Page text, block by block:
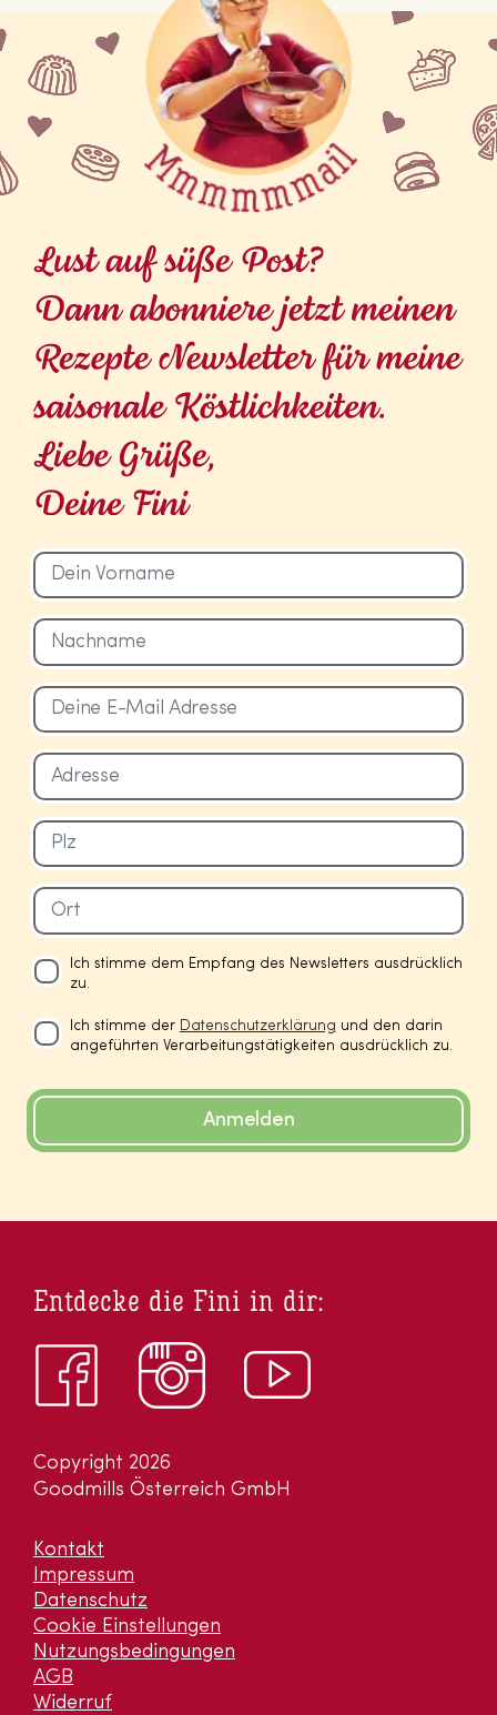
Ich stimme dem Empfang des Newsletters ausdrücklich
zu.
Ich stimme der Datenschutzerklärung und den darin
angeführten Verarbeitungstätigkeiten ausdrücklich zu.
Anmelden
Copyright 2026
Goodmills Österreich GmbH
Kontakt
Impressum
Datenschutz
Cookie Einstellungen
Nutzungsbedingungen
AGB
Widerruf
Entdecke die Fini in dir: